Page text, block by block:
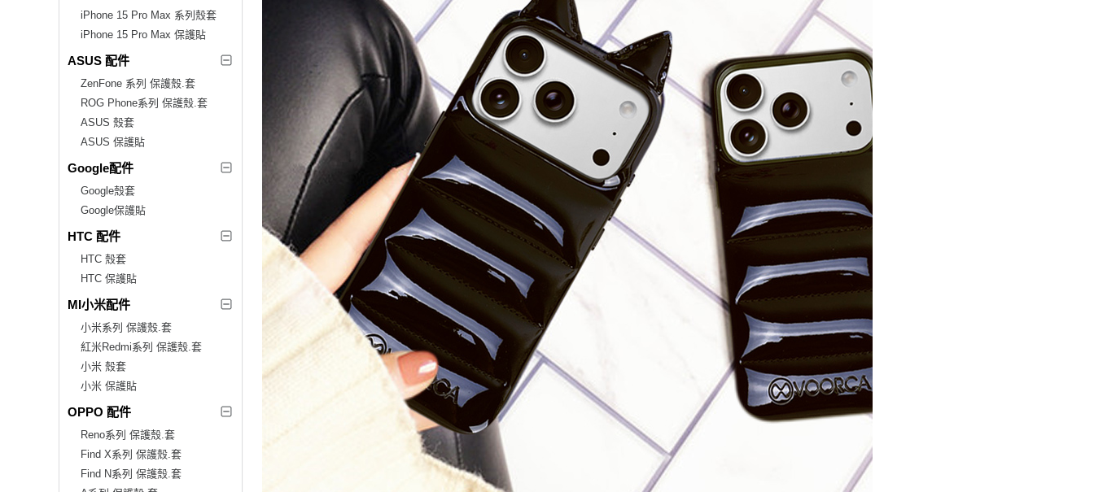
iPhone 15 Pro Max 系列殼套
iPhone 15 Pro Max 保護貼
ASUS 配件
ZenFone 系列 保護殼.套
ROG Phone系列 保護殼.套
ASUS 殼套
ASUS 保護貼
Google配件
Google殼套
Google保護貼
HTC 配件
HTC 殼套
HTC 保護貼
MI小米配件
小米系列 保護殼.套
紅米Redmi系列 保護殼.套
小米 殼套
小米 保護貼
OPPO 配件
Reno系列 保護殼.套
Find X系列 保護殼.套
Find N系列 保護殼.套